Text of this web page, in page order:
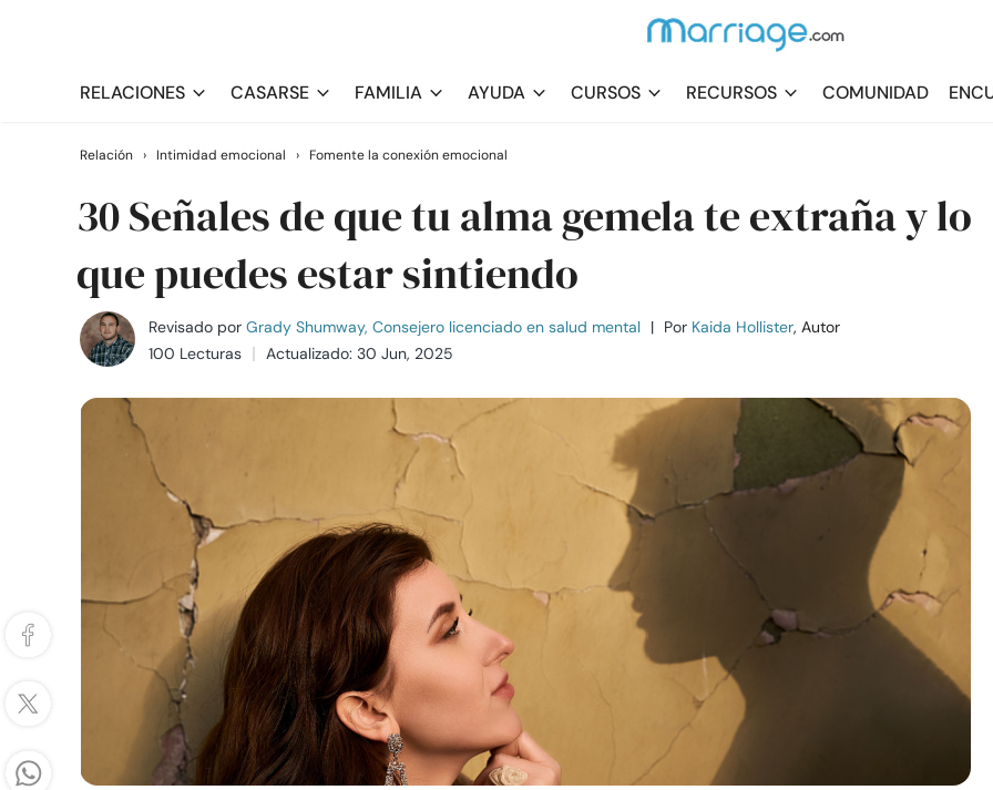
RELACIONES CASARSE FAMILIA AYUDA CURSOS RECURSOS COMUNIDAD
Relación › Intimidad emocional › Fomente la conexión emocional
30 Señales de que tu alma gemela te extraña y lo
que puedes estar sintiendo
Revisado por Grady Shumway, Consejero licenciado en salud mental | Por Kaida Hollister, Autor
100 Lecturas
Actualizado: 30 Jun, 2025